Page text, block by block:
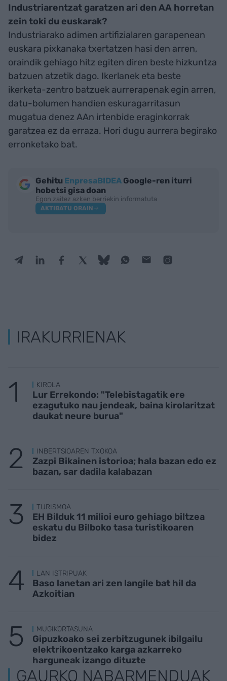
Industriarentzat garatzen ari den AA horretan
zein toki du euskarak?
Industriarako adimen artifizialaren garapenean
euskara pixkanaka txertatzen hasi den arren,
oraindik gehiago hitz egiten diren beste hizkuntza
batzuen atzetik dago. Ikerlanek eta beste
ikerketa-zentro batzuek aurrerapenak egin arren,
datu-bolumen handien eskuragarritasun
mugatua denez AAn irtenbide eraginkorrak
garatzea ez da erraza. Hori dugu aurrera begirako
erronketako bat.
Gehitu EnpresaBIDEA Google-ren iturri
hobetsi gisa doan
Egon zaitez azken berriekin informatuta
AKTIBATU ORAIN
IRAKURRIENAK
KIROLA
Lur Errekondo: "Telebistagatik ere
ezagutuko nau jendeak, baina kirolaritzat
daukat neure burua"
INBERTSIOAREN TXOKOA
Zazpi Bikainen istorioa; hala bazan edo ez
bazan, sar dadila kalabazan
TURISMOA
EH Bilduk 11 milioi euro gehiago biltzea
eskatu du Bilboko tasa turistikoaren
bidez
LAN ISTRIPUAK
Baso lanetan ari zen langile bat hil da
Azkoitian
MUGIKORTASUNA
Gipuzkoako sei zerbitzugunek ibilgailu
elektrikoentzako karga azkarreko
harguneak izango dituzte
GAURKO NABARMENDUAK